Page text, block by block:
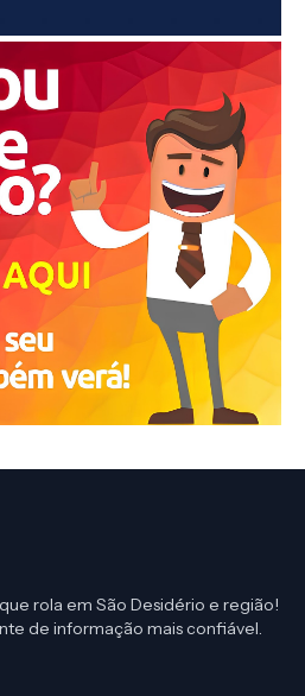
rola em São Desidério e região!
de informação mais confiável.